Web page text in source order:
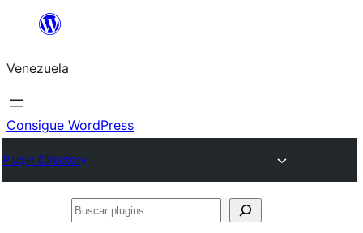
Saltar
contenido
Venezuela
Consigue WordPress
Plugin Directory
Buscar